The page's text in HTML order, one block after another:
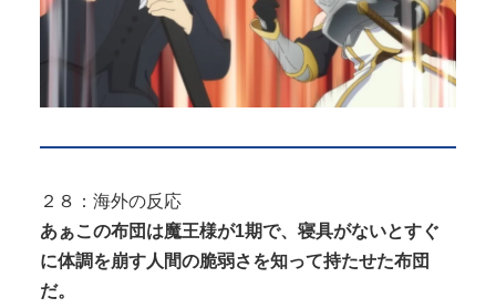
２８：海外の反応
あぁこの布団は魔王様が1期で、寝具がないとすぐ
に体調を崩す人間の脆弱さを知って持たせた布団
だ。